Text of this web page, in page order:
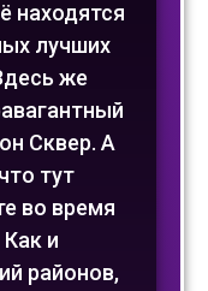
находятся
лучших
же
Сквер. А
тут
во время
и
районов,